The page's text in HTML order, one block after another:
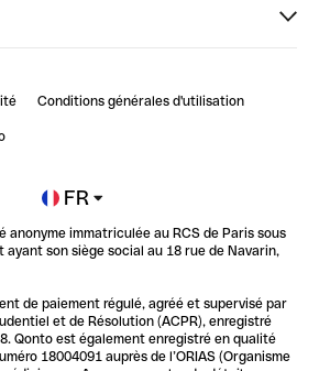
carrières/productivité
Conditions générales d'utilisation
FR
anonyme immatriculée au RCS de Paris sous
ayant son siège social au 18 rue de Navarin,
de paiement régulé, agréé et supervisé par
et de Résolution (ACPR), enregistré
Qonto est également enregistré en qualité
18004091 auprès de l’ORIAS (Organisme